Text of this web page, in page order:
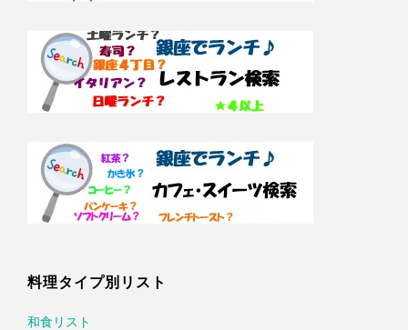
料理タイプ別リスト
和食リスト